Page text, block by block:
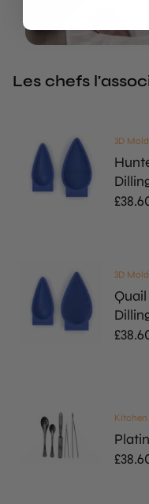
Les chefs
3D
£
3D
£
Kitchen
£